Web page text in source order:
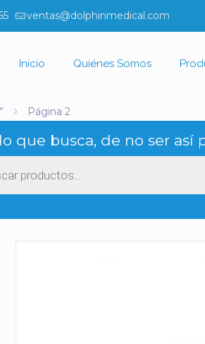
ventas@dolphinmedical.com
Inicio Quiénes Somos
Página 2
que busca, de no ser así